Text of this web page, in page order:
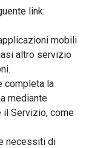
link:
mobili
altro servizio
completa la
mediante
il Servizio, come
necessiti di